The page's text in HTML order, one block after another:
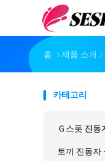
홈 제품 소개
카테고리
Ｇ스폿 진동
토끼 진동자